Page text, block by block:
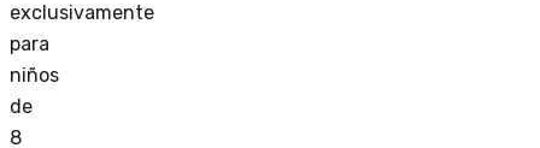
exclusivamente
para
niños
de
8